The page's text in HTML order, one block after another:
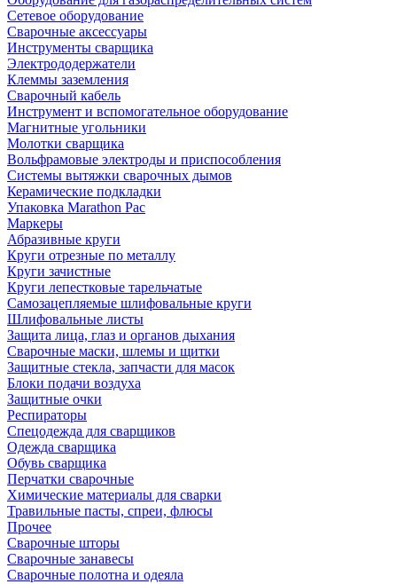
Сетевое оборудование
Сварочные аксессуары
Инструменты сварщика
Электрододержатели
Клеммы заземления
Сварочный кабель
Инструмент и вспомогательное оборудование
Магнитные угольники
Молотки сварщика
Вольфрамовые электроды и приспособления
Системы вытяжки сварочных дымов
Керамические подкладки
Упаковка Marathon Pac
Маркеры
Абразивные круги
Круги отрезные по металлу
Круги зачистные
Круги лепестковые тарельчатые
Самозацепляемые шлифовальные круги
Шлифовальные листы
Защита лица, глаз и органов дыхания
Сварочные маски, шлемы и щитки
Защитные стекла, запчасти для масок
Блоки подачи воздуха
Защитные очки
Респираторы
Спецодежда для сварщиков
Одежда сварщика
Обувь сварщика
Перчатки сварочные
Химические материалы для сварки
Травильные пасты, спреи, флюсы
Прочее
Сварочные шторы
Сварочные занавесы
Сварочные полотна и одеяла